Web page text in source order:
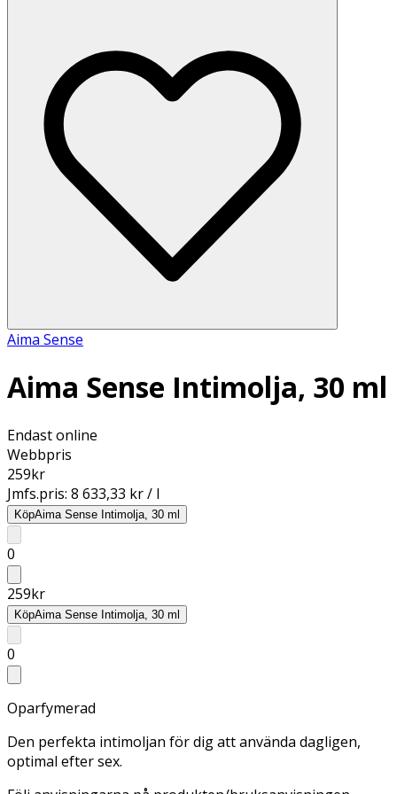
Aima Sense
Aima Sense Intimolja, 30 ml
Endast online
Webbpris
259kr
Jmfs.pris: 8 633,33 kr / l
KöpAima Sense Intimolja, 30 ml
0
259kr
KöpAima Sense Intimolja, 30 ml
0
Oparfymerad
Den perfekta intimoljan för dig att använda dagligen,
optimal efter sex.